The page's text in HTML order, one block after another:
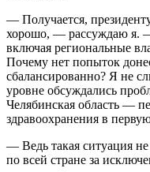
— Получается,
хорошо, — рассуждаю я. —
включая региональные
Почему нет попыток
сбалансированно? Я не
уровне обсуждались
Челябинская область —
здравоохранения в
— Ведь такая ситуация
по всей стране за